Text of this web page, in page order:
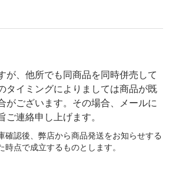
が、他所でも同商品を同時併売して
タイミングによりましては商品が既
がございます。その場合、メールに
ご連絡申し上げます。
確認後、弊店から商品発送をお知らせする
時点で成立するものとします。